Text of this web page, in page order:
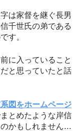
は家督を継ぐ長男
千世氏の弟である
す。
に入っていること
と思っていたと話
図をホームページ
とめたような岸信
かもしれません…